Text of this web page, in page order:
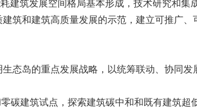
建筑发展空间格局基本形成，技术研究和
筑和建筑高质量发展的示范，建立可推广、
态岛的重点发展战略，以统筹联动、协同
碳建筑试点，探索建筑碳中和和既有建筑